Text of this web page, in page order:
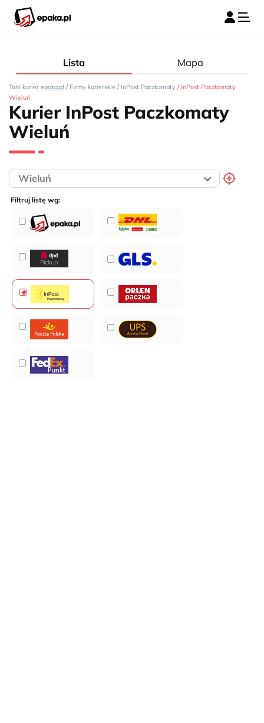
Lista Mapa
Tani kurier epaka.pl / Firmy kurierskie / InPost Paczkomaty / InPost Paczkomaty
Wieluń
Kurier InPost Paczkomaty
Wieluń
Filtruj listę wg: